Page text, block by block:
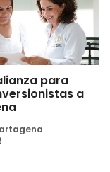
para
a